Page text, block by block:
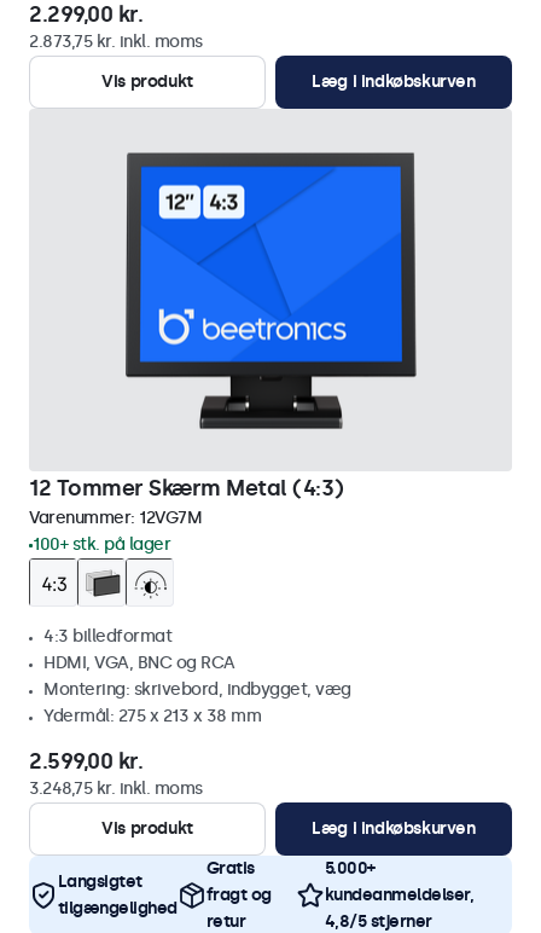
2.299,00 kr.
2.873,75 kr. inkl. moms
Vis produkt
Læg i indkøbskurven
12 Tommer Skærm Metal (4:3)
Varenummer: 12VG7M
100+ stk. på lager
4:3 billedformat
HDMI, VGA, BNC og RCA
Montering: skrivebord, indbygget, væg
Ydermål: 275 x 213 x 38 mm
2.599,00 kr.
3.248,75 kr. inkl. moms
Vis produkt
Læg i indkøbskurven
Langsigtet
tilgængelighed
Gratis
fragt og
retur
5.000+
kundeanmeldelser,
4,8/5 stjerner